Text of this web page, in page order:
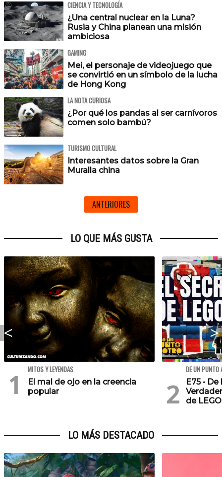
CIENCIA Y TECNOLOGÍA
¿Una central nuclear en la Luna?
Rusia y China planean una misión
ambiciosa
GAMING
Mei, el personaje de videojuego que
se convirtió en un símbolo de la lucha
de Hong Kong
LA NOTA CURIOSA
¿Por qué los pandas al ser carnívoros
comen solo bambú?
TURISMO CULTURAL
Interesantes datos sobre la Gran
Muralla china
ANTERIORES
LO QUE MÁS GUSTA
MITOS Y LEYENDAS
El mal de ojo en la creencia
popular
DE UN PUNTO
E75 •
de
LO MÁS DESTACADO